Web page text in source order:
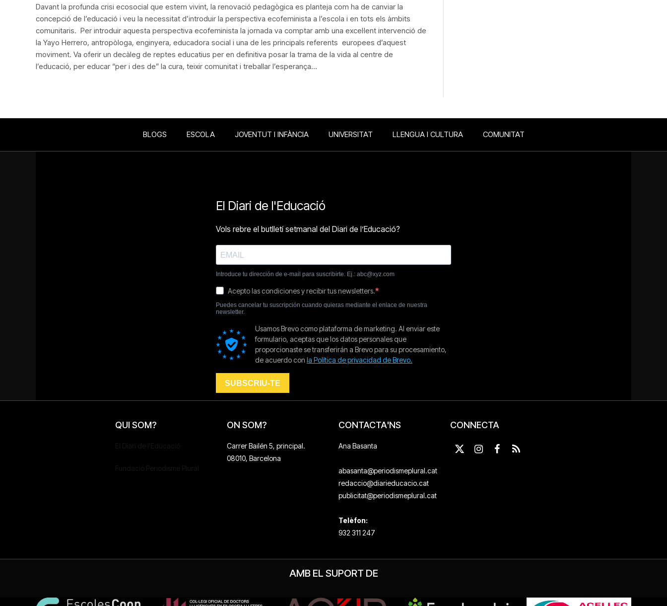
Davant la profunda crisi ecosocial que estem vivint, la renovació pedagògica es planteja com ha de canviar la
concepció de l’educació i veu la necessitat d’introduir la perspectiva ecofeminista a l’escola i en tots els àmbits
comunitaris. Per introduir aquesta perspectiva ecofeminista la jornada va comptar amb una excel·lent intervenció de
la Yayo Herrero, antropòloga, enginyera, educadora social i una de les principals referents europees d’aquest
moviment. Va oferir un decàleg de reptes educatius per en definitiva posar la trama de la vida al centre de
l’educació, per educar “per i des de” la cura, teixir comunitat i treballar l’esperança…
BLOGS ESCOLA JOVENTUT I INFÀNCIA UNIVERSITAT LLENGUA I CULTURA COMUNITAT
QUI SOM? ON SOM?
Carrer Bailén 5, principal.
08010, Barcelona
CONTACTA'NS
Ana Basanta
abasanta@periodismeplural.cat
redaccio@diarieducacio.cat
publicitat@periodismeplural.cat
Telèfon:
932 311 247
CONNECTA
X
InstagramFacebook
RSS
AMB EL SUPORT DE